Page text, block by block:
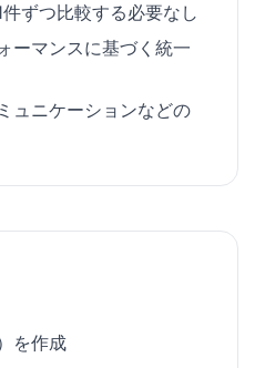
ずつ比較する必要なし
ーマンスに基づく統一
ュニケーションなどの
を作成